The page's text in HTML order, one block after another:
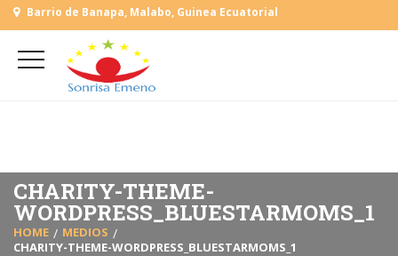
Barrio de Banapa, Malabo, Guinea Ecuatorial
(+240) 555 818930
L-V: 9:00-15:00 Sab, Dom: Cerrado
CHARITY-THEME-
WORDPRESS_BLUESTARMOMS_1
HOME
MEDIOS
CHARITY-THEME-WORDPRESS_BLUESTARMOMS_1